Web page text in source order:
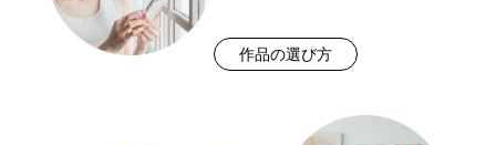
作品の選び方